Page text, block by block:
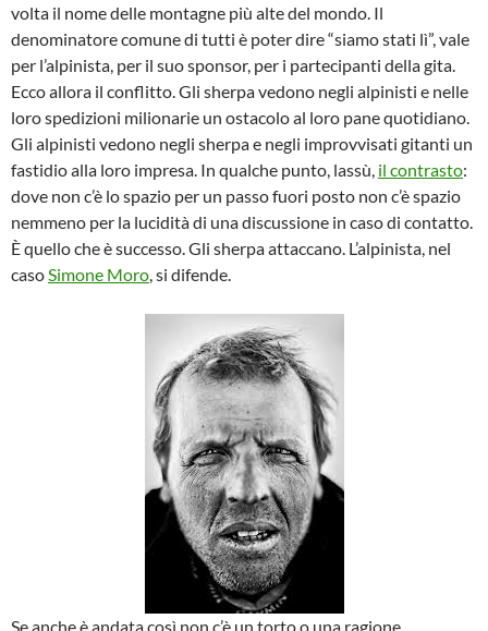
volta il nome delle montagne più alte del mondo. Il
denominatore comune di tutti è poter dire “siamo stati lì”, vale
per l’alpinista, per il suo sponsor, per i partecipanti della gita.
Ecco allora il conflitto. Gli sherpa vedono negli alpinisti e nelle
loro spedizioni milionarie un ostacolo al loro pane quotidiano.
Gli alpinisti vedono negli sherpa e negli improvvisati gitanti un
fastidio alla loro impresa. In qualche punto, lassù, il contrasto:
dove non c’è lo spazio per un passo fuori posto non c’è spazio
nemmeno per la lucidità di una discussione in caso di contatto.
È quello che è successo. Gli sherpa attaccano. L’alpinista, nel
casoSimone Moro, si difende.
Se anche è andata così non c’è un torto o una ragione.